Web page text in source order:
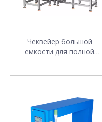
Чеквейер большой
емкости для полной